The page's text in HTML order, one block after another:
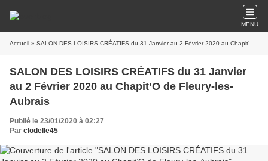
MENU
Accueil » SALON DES LOISIRS CRÉATIFS du 31 Janvier au 2 Février 2020 au Chapit’O de Fleury-les-Aubrais
SALON DES LOISIRS CRÉATIFS du 31 Janvier
au 2 Février 2020 au Chapit’O de Fleury-les-
Aubrais
Publié le 23/01/2020 à 02:27
Par clodelle45